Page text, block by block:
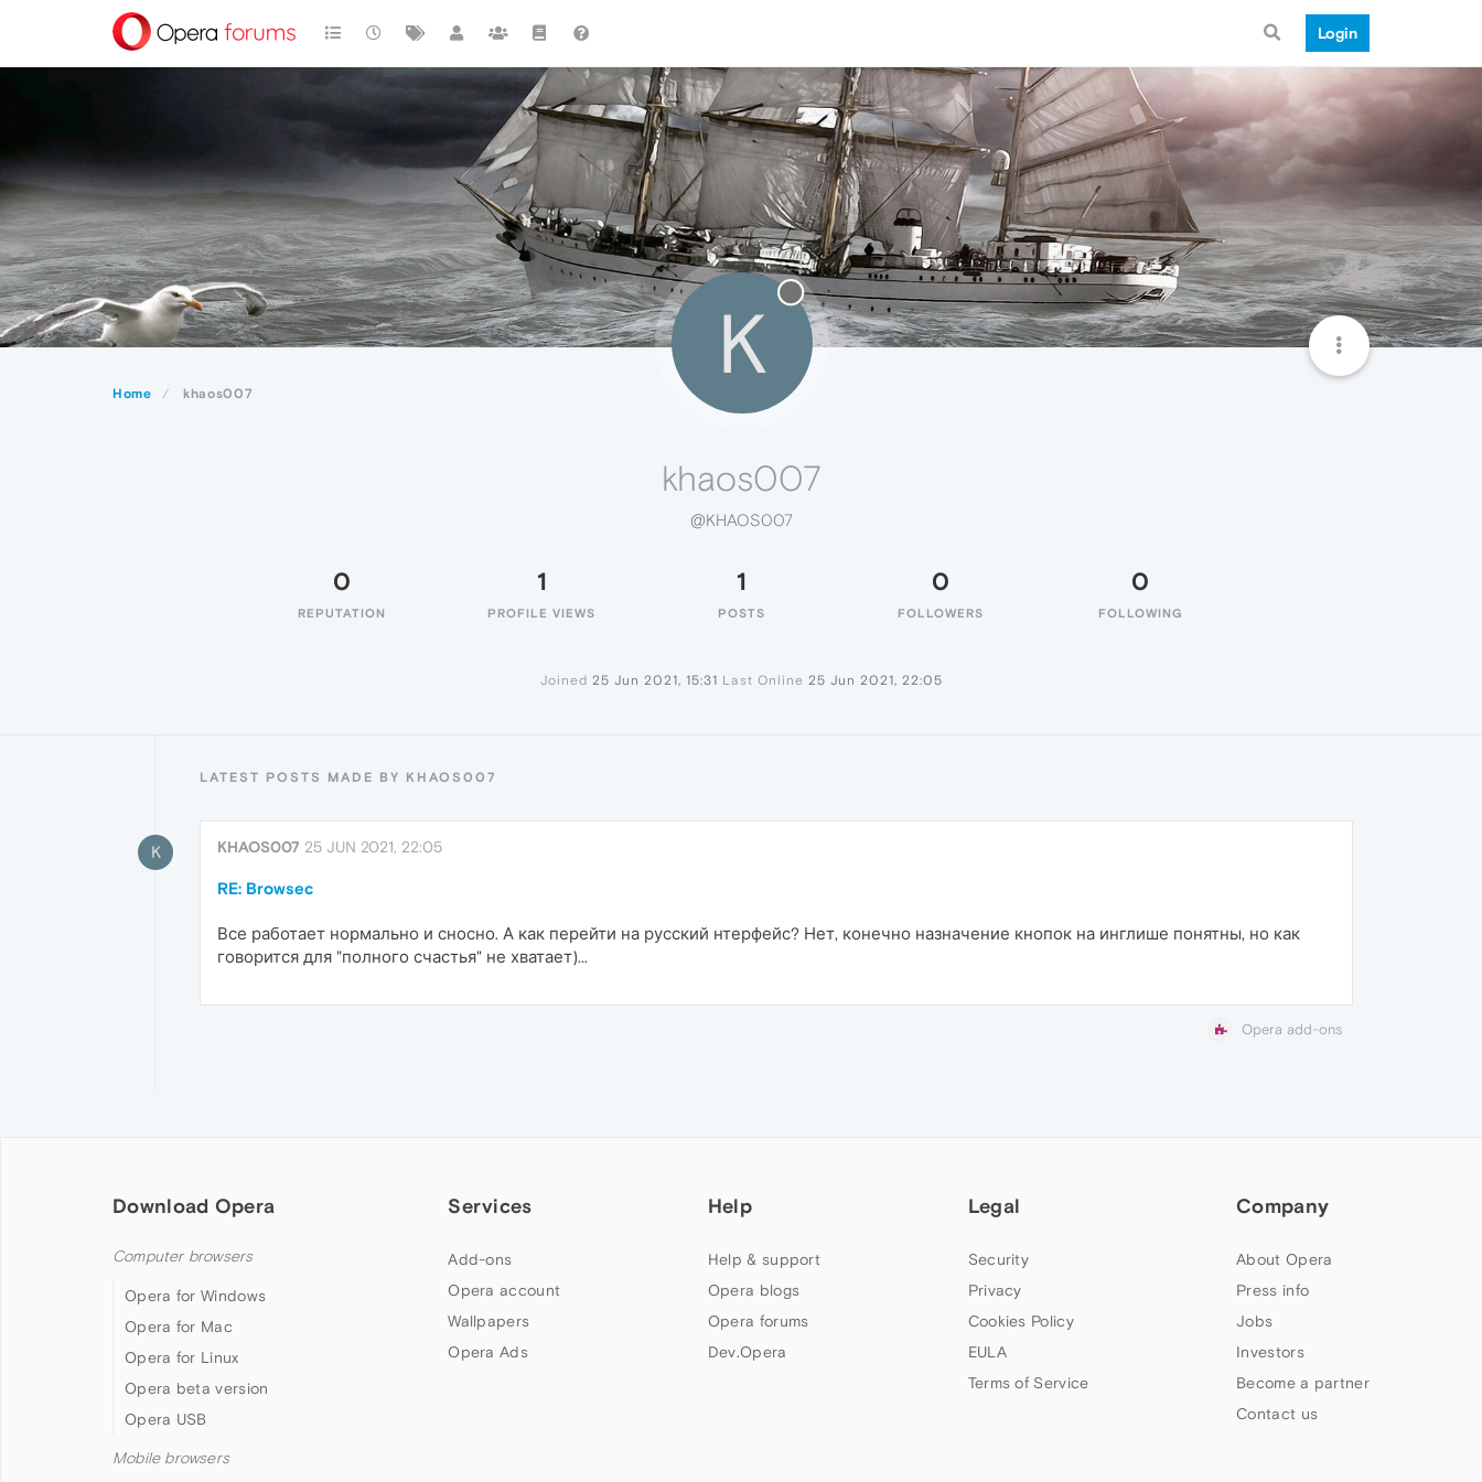
Login
Home khaos007
K
khaos007
@KHAOS007
0
REPUTATION
1
PROFILE VIEWS
1
POSTS
0
FOLLOWERS
0
FOLLOWING
Joined 25 Jun 2021, 15:31 Last Online 25 Jun 2021, 22:05
LATEST POSTS MADE BY KHAOS007
K KHAOS007 25 JUN 2021, 22:05
RE: Browsec
Все работает нормально и сносно. А как перейти на русский нтерфейс? Нет, конечно назначение кнопок на инглише понятны, но как
говорится для "полного счастья" не хватает)...
Opera add-ons
Download Opera
Computer browsers
Opera for Windows
Opera for Mac
Opera for Linux
Opera beta version
Opera USB
Mobile browsers
Services
Add-ons
Opera account
Wallpapers
Opera Ads
Help
Help & support
Opera blogs
Opera forums
Dev.Opera
Legal
Security
Privacy
Cookies Policy
EULA
Terms of Service
Company
About Opera
Press info
Jobs
Investors
Become a partner
Contact us